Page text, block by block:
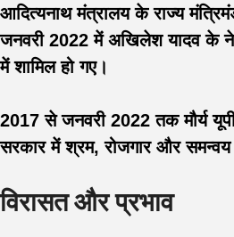
आदित्यनाथ मंत्रालय के राज्य
जनवरी 2022 में अखिलेश यादव के
में शामिल हो गए।
2017 से जनवरी 2022 तक मौर्य
सरकार में श्रम, रोजगार और
विरासत और प्रभाव